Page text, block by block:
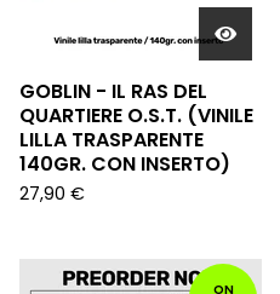
GOBLIN - IL RAS DEL
QUARTIERE O.S.T. (VINILE
LILLA TRASPARENTE
140GR. CON INSERTO)
27,90 €
ON